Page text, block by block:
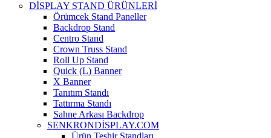
DİSPLAY STAND ÜRÜNLERİ
Örümcek Stand Paneller
Backdrop Stand
Centro Stand
Crown Truss Stand
Roll Up Stand
Quick (L) Banner
X Banner
Tanıtım Standı
Tattırma Standı
Sahne Arkası Backdrop
SENKRONDİSPLAY.COM
Ürün Teşhir Standları